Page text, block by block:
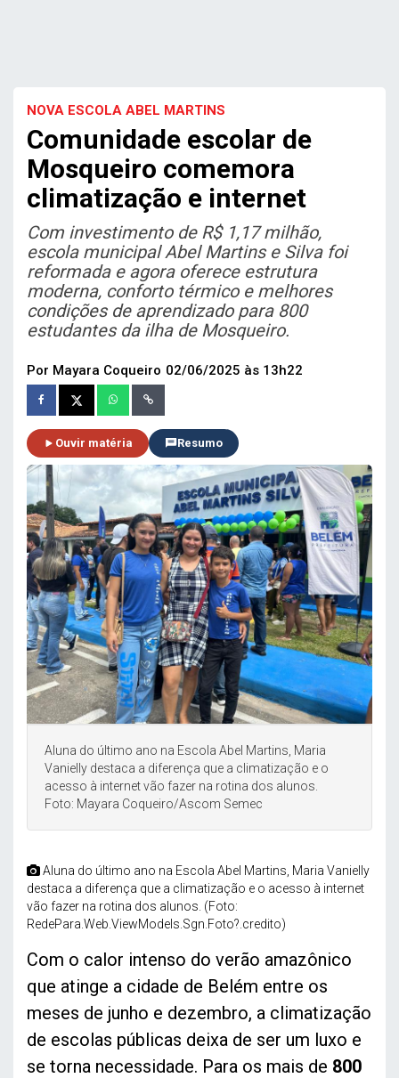
NOVA ESCOLA ABEL MARTINS
Comunidade escolar de
Mosqueiro comemora
climatização e internet
Com investimento de R$ 1,17 milhão,
escola municipal Abel Martins e Silva foi
reformada e agora oferece estrutura
moderna, conforto térmico e melhores
condições de aprendizado para 800
estudantes da ilha de Mosqueiro.
Por Mayara Coqueiro 02/06/2025 às 13h22
Ouvir matéria Resumo
Aluna do último ano na Escola Abel Martins, Maria
Vanielly destaca a diferença que a climatização e o
acesso à internet vão fazer na rotina dos alunos.
Foto: Mayara Coqueiro/Ascom Semec
Aluna do último ano na Escola Abel Martins, Maria Vanielly
destaca a diferença que a climatização e o acesso à internet
vão fazer na rotina dos alunos. (Foto:
RedePara.Web.ViewModels.Sgn.Foto?.credito)
Com o calor intenso do verão amazônico
que atinge a cidade de Belém entre os
meses de junho e dezembro, a climatização
de escolas públicas deixa de ser um luxo e
se torna necessidade. Para os mais de 800